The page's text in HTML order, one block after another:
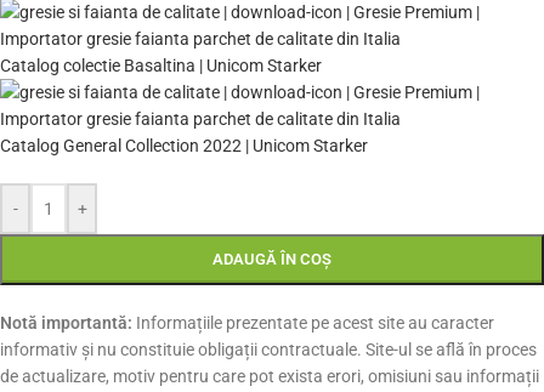
Catalog colectie Basaltina | Unicom Starker
Catalog General Collection 2022 | Unicom Starker
- +
ADAUGĂ ÎN COȘ
Notă importantă: Informațiile prezentate pe acest site au caracter
informativ și nu constituie obligații contractuale. Site-ul se află în proces
de actualizare, motiv pentru care pot exista erori, omisiuni sau informații